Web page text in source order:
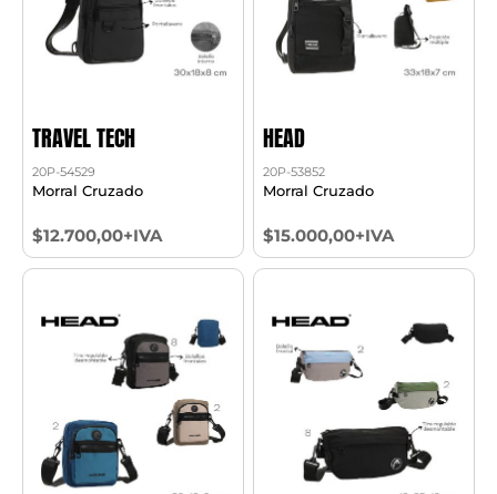
TRAVEL TECH
20P-54529
Morral Cruzado
$12.700,00+IVA
HEAD
20P-53852
Morral Cruzado
$15.000,00+IVA